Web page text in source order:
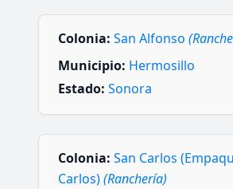
Colonia: San Alfonso
Municipio: Hermosillo
Estado: Sonora
Colonia: San Carlos
Carlos)(Ranchería)